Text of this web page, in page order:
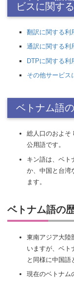
ビスに関す
翻訳に関する利
通訳に関する利
DTPに関する利
その他サービス
ベトナム語
総人口のおよそ
公用語です。
キン語は、ベト
か、中国と台湾
ます。
ベトナム語の
東南アジア大陸
いますが、ベト
と同様に中国語
現在のベトナム